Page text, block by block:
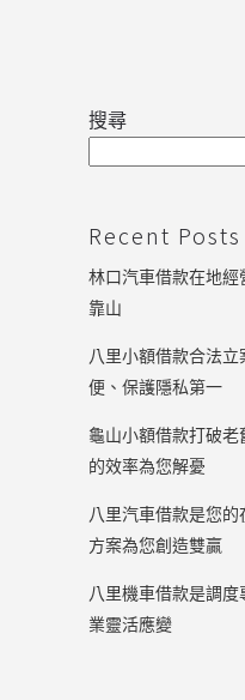
搜尋
Recent Posts
林口汽車借款在地
靠山
八里小額借款合法
便、保護隱私第一
龜山小額借款打破
的效率為您解憂
八里汽車借款是您
方案為您創造雙贏
八里機車借款是調
業靈活應變